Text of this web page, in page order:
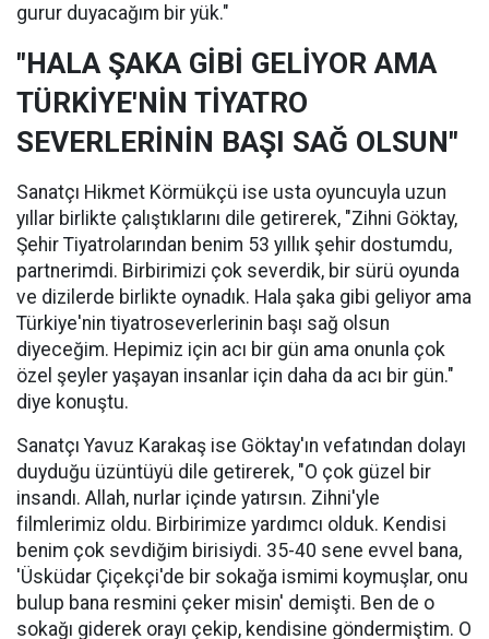
gurur duyacağım bir yük."
"HALA ŞAKA GİBİ GELİYOR AMA
TÜRKİYE'NİN TİYATRO
SEVERLERİNİN BAŞI SAĞ OLSUN"
Sanatçı Hikmet Körmükçü ise usta oyuncuyla uzun
yıllar birlikte çalıştıklarını dile getirerek, "Zihni Göktay,
Şehir Tiyatrolarından benim 53 yıllık şehir dostumdu,
partnerimdi. Birbirimizi çok severdik, bir sürü oyunda
ve dizilerde birlikte oynadık. Hala şaka gibi geliyor ama
Türkiye'nin tiyatroseverlerinin başı sağ olsun
diyeceğim. Hepimiz için acı bir gün ama onunla çok
özel şeyler yaşayan insanlar için daha da acı bir gün."
diye konuştu.
Sanatçı Yavuz Karakaş ise Göktay'ın vefatından dolayı
duyduğu üzüntüyü dile getirerek, "O çok güzel bir
insandı. Allah, nurlar içinde yatırsın. Zihni'yle
filmlerimiz oldu. Birbirimize yardımcı olduk. Kendisi
benim çok sevdiğim birisiydi. 35-40 sene evvel bana,
'Üsküdar Çiçekçi'de bir sokağa ismimi koymuşlar, onu
bulup bana resmini çeker misin' demişti. Ben de o
sokağı giderek orayı çekip, kendisine göndermiştim. O